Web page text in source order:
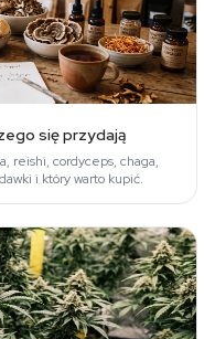
się przydają
reishi, cordyceps, chaga,
i który warto kupić.